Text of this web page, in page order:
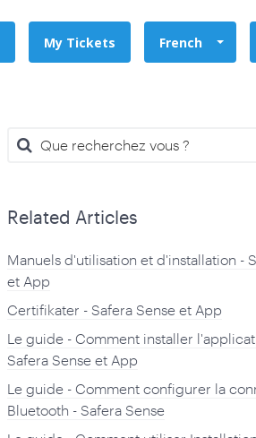
My Tickets French
Related Articles
Manuels d'utilisation et d'installation -
et App
Certifikater - Safera Sense et App
Le guide - Comment installer
Safera Sense et App
Le guide - Comment configurer la
Bluetooth - Safera Sense